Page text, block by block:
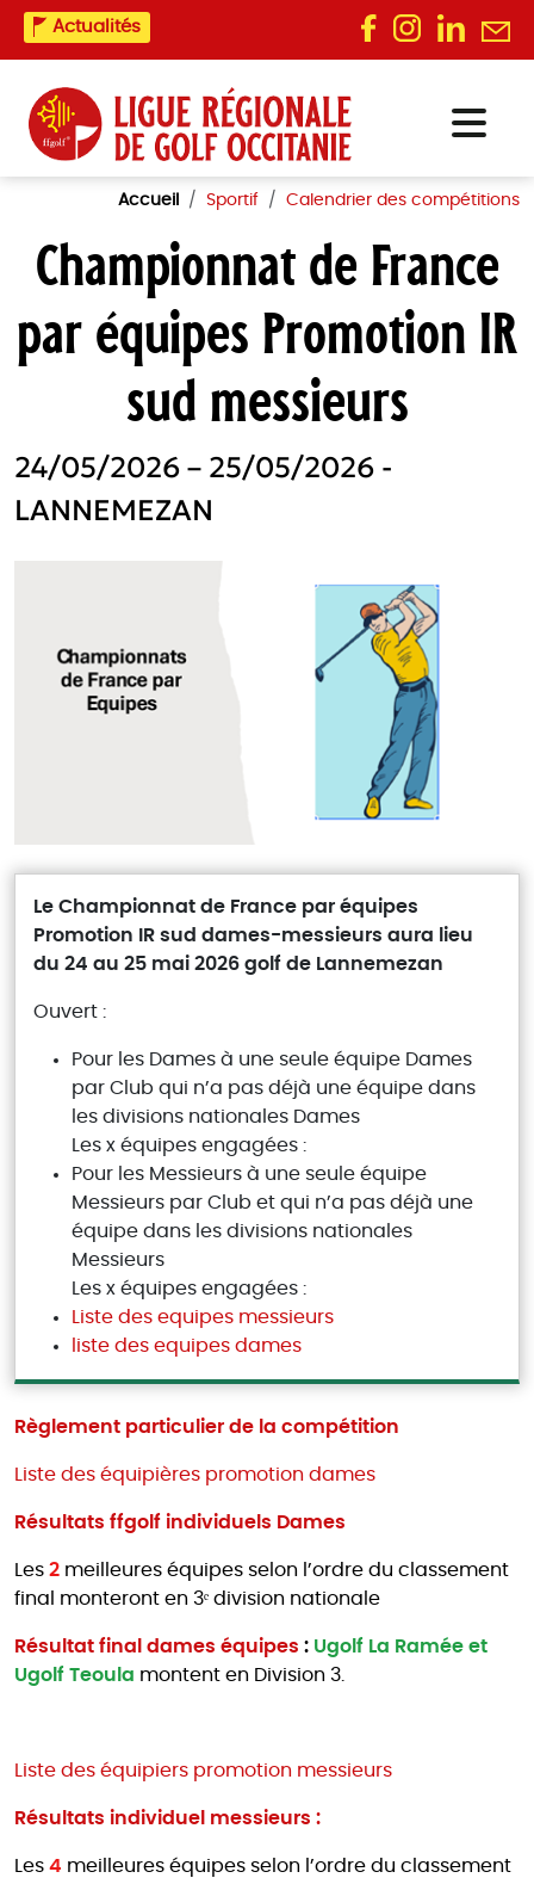
Actualités
Accueil Sportif Calendrier des compétitions
Championnat de France
par équipes Promotion IR
sud messieurs
24/05/2026 – 25/05/2026 -
LANNEMEZAN
Le Championnat de France par équipes
Promotion IR sud dames-messieurs aura lieu
du 24 au 25 mai 2026 golf de Lannemezan
Ouvert :
Pour les Dames à une seule équipe Dames
par Club qui n’a pas déjà une équipe dans
les divisions nationales Dames
Les x équipes engagées :
Pour les Messieurs à une seule équipe
Messieurs par Club et qui n’a pas déjà une
équipe dans les divisions nationales
Messieurs
Les x équipes engagées :
Liste des equipes messieurs
liste des equipes dames
Règlement particulier de la compétition
Liste des équipières promotion dames
Résultats ffgolf individuels Dames
Les 2 meilleures équipes selon l’ordre du classement
final monteront en 3ᵉ division nationale
Résultat final dames équipes : Ugolf La Ramée et
Ugolf Teoula montent en Division 3.
Liste des équipiers promotion messieurs
Résultats individuel messieurs :
Les 4 meilleures équipes selon l’ordre du classement